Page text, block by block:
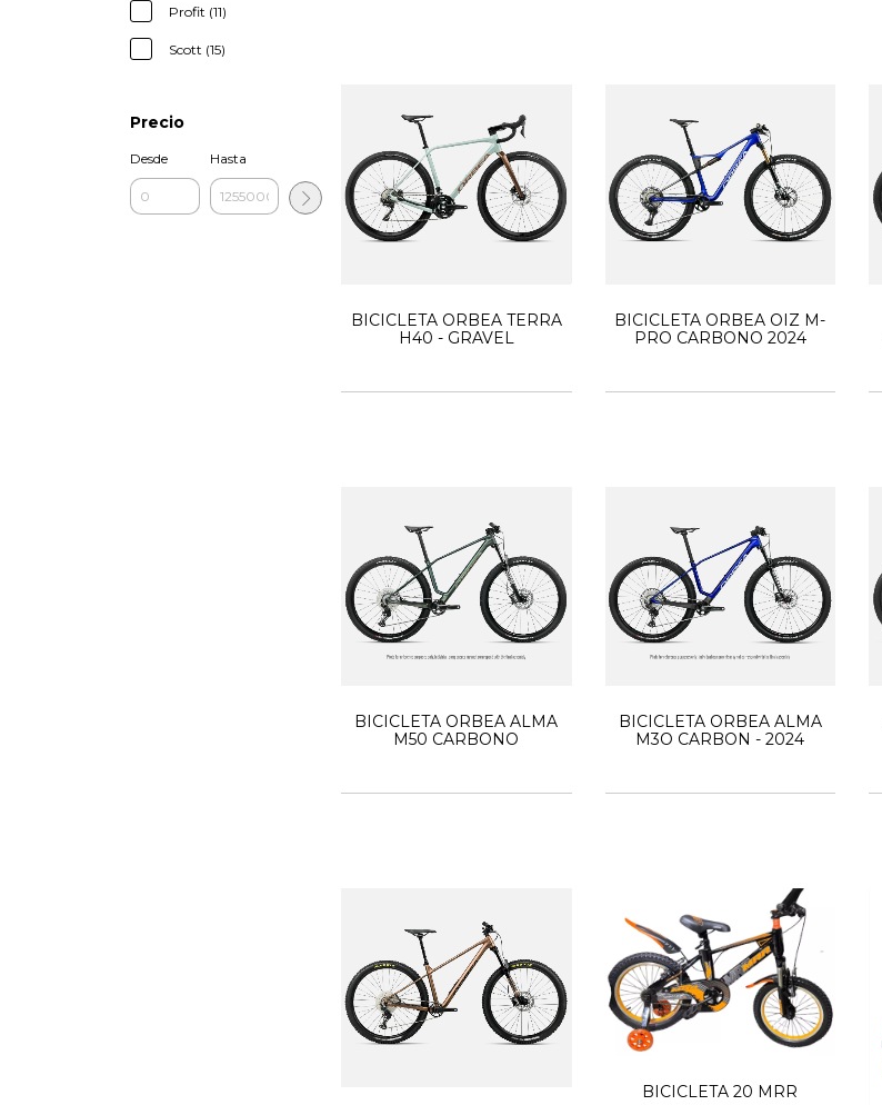
Profit (11)
Scott (15)
Precio
Desde Hasta
BICICLETA ORBEA TERRA
H40 - GRAVEL
BICICLETA ORBEA OIZ M-
PRO CARBONO 2024
BICICLETA ORBEA ALMA
M50 CARBONO
BICICLETA ORBEA ALMA
M3O CARBON - 2024
BICICLETA 20 MRR